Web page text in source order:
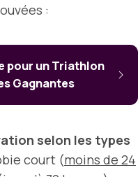
:
pour un Triathlon
Gagnantes
selon les types
court (moins de 24